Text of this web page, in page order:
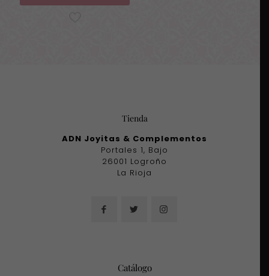
Tienda
ADN Joyitas & Complementos
Portales 1, Bajo
26001 Logroño
La Rioja
Catálogo